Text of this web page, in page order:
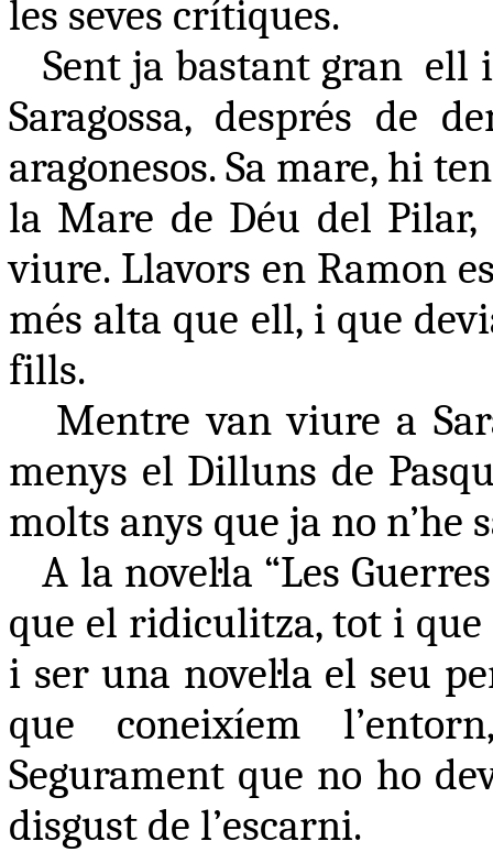
les seves crítiques.
Sent ja bastant gran ell
Saragossa, després de
aragonesos. Sa mare, hi
la Mare de Déu del
viure. Llavors en Ramon
més alta que ell, i que
fills.
Mentre van viure a
menys el Dilluns de
molts anys que ja no n’he
A la novel·la “Les
que el ridiculitza, tot i
i ser una novel·la el seu
que coneixíem
Segurament que no ho
disgust de l’escarni.